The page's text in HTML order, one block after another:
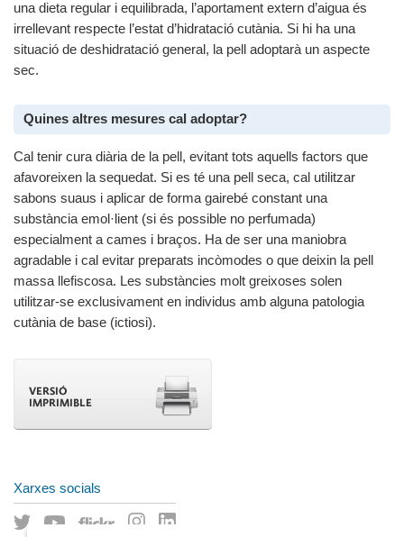
una dieta regular i equilibrada, l’aportament extern d’aigua és
irrellevant respecte l’estat d’hidratació cutània. Si hi ha una
situació de deshidratació general, la pell adoptarà un aspecte
sec.
Quines altres mesures cal adoptar?
Cal tenir cura diària de la pell, evitant tots aquells factors que
afavoreixen la sequedat. Si es té una pell seca, cal utilitzar
sabons suaus i aplicar de forma gairebé constant una
substància emol·lient (si és possible no perfumada)
especialment a cames i braços. Ha de ser una maniobra
agradable i cal evitar preparats incòmodes o que deixin la pell
massa llefiscosa. Les substàncies molt greixoses solen
utilitzar-se exclusivament en individus amb alguna patologia
cutània de base (ictiosi).
Xarxes socials